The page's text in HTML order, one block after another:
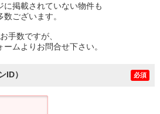
に掲載されていない物件も
数ございます。
お手数ですが、
ームよりお問合せ下さい。
ID） 必須